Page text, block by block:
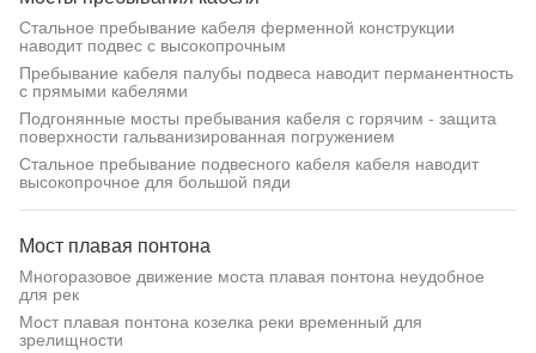
Стальное пребывание кабеля ферменной конструкции
наводит подвес с высокопрочным
Пребывание кабеля палубы подвеса наводит перманентность
с прямыми кабелями
Подгонянные мосты пребывания кабеля с горячим - защита
поверхности гальванизированная погружением
Стальное пребывание подвесного кабеля кабеля наводит
высокопрочное для большой пяди
Мост плавая понтона
Многоразовое движение моста плавая понтона неудобное
для рек
Мост плавая понтона козелка реки временный для
зрелищности